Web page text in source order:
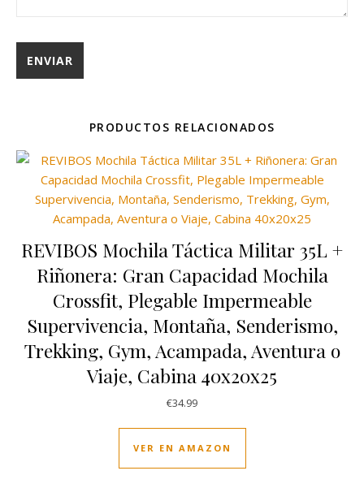
PRODUCTOS RELACIONADOS
REVIBOS Mochila Táctica Militar 35L +
Riñonera: Gran Capacidad Mochila
Crossfit, Plegable Impermeable
Supervivencia, Montaña, Senderismo,
Trekking, Gym, Acampada, Aventura o
Viaje, Cabina 40x20x25
€34.99
VER EN AMAZON